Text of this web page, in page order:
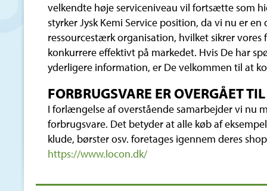
velkendte høje serviceniveau vil fortsætte som
styrker Jysk Kemi Service position, da vi nu er
ressourcestærk organisation, hvilket sikrer
konkurrere effektivt på markedet. Hvis De har
yderligere information, er De velkommen til at
FORBRUGSVARE ER OVERGÅET
I forlængelse af overstående samarbejder vi nu
forbrugsvare. Det betyder at alle køb af
klude, børster osv. foretages igennem deres
https://www.locon.dk/